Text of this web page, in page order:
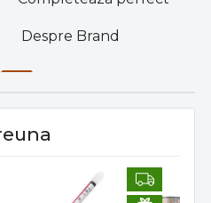
Despre Brand